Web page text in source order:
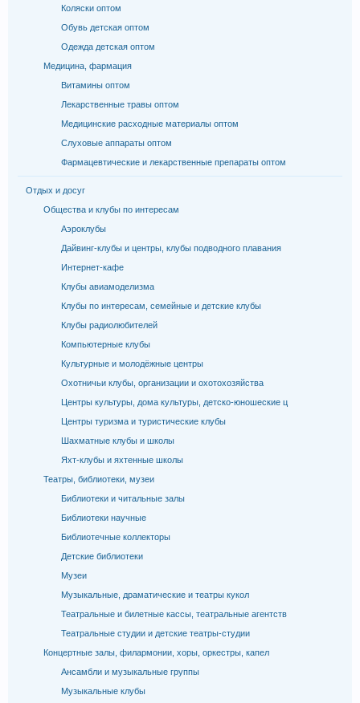
Коляски оптом
Обувь детская оптом
Одежда детская оптом
Медицина, фармация
Витамины оптом
Лекарственные травы оптом
Медицинские расходные материалы оптом
Слуховые аппараты оптом
Фармацевтические и лекарственные препараты оптом
Отдых и досуг
Общества и клубы по интересам
Аэроклубы
Дайвинг-клубы и центры, клубы подводного плавания
Интернет-кафе
Клубы авиамоделизма
Клубы по интересам, семейные и детские клубы
Клубы радиолюбителей
Компьютерные клубы
Культурные и молодёжные центры
Охотничьи клубы, организации и охотохозяйства
Центры культуры, дома культуры, детско-юношеские ц
Центры туризма и туристические клубы
Шахматные клубы и школы
Яхт-клубы и яхтенные школы
Театры, библиотеки, музеи
Библиотеки и читальные залы
Библиотеки научные
Библиотечные коллекторы
Детские библиотеки
Музеи
Музыкальные, драматические и театры кукол
Театральные и билетные кассы, театральные агентств
Театральные студии и детские театры-студии
Концертные залы, филармонии, хоры, оркестры, капел
Ансамбли и музыкальные группы
Музыкальные клубы